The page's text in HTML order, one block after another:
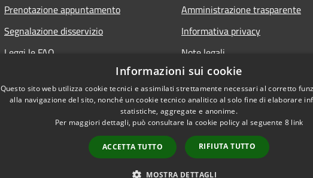
Prenotazione appuntamento
Segnalazione disservizio
Leggi le FAQ
Amministrazione trasparente
Informativa privacy
Note legali
Dichiarazione di accessibilità
Copyright © 2026 •
Informazioni sui cookie
Questo sito web utilizza cookie tecnici e assimilati strettamente necessari al corretto
alla navigazione del sito, nonché un cookie tecnico analitico al solo fine di elaborare
statistiche, aggregate e anonime.
Per maggiori dettagli, può consultare la cookie policy al seguente 8 link
ACCETTA TUTTO RIFIUTA TUTTO
MOSTRA DETTAGLI